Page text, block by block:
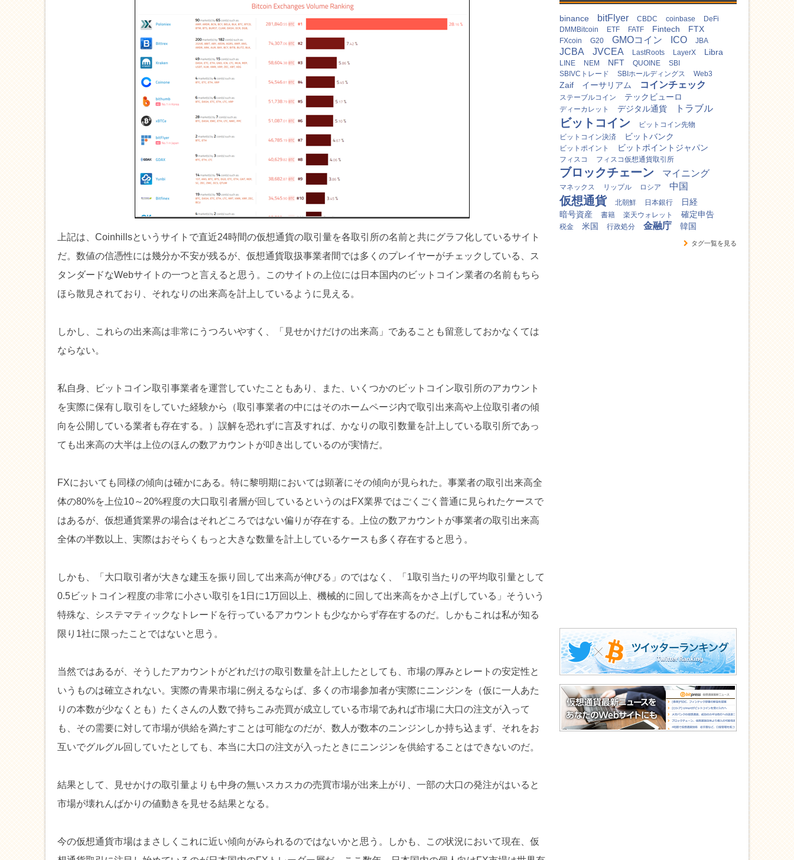
上記は、Coinhillsというサイトで直近24時間の仮想通貨の取引量を各取引所の名前と共にグラフ化しているサイト
だ。数値の信憑性には幾分か不安が残るが、仮想通貨取扱事業者間では多くのプレイヤーがチェックしている、ス
タンダードなWebサイトの一つと言えると思う。このサイトの上位には日本国内のビットコイン業者の名前もちら
ほら散見されており、それなりの出来高を計上しているように見える。
しかし、これらの出来高は非常にうつろいやすく、「見せかけだけの出来高」であることも留意しておかなくては
ならない。
私自身、ビットコイン取引事業者を運営していたこともあり、また、いくつかのビットコイン取引所のアカウント
を実際に保有し取引をしていた経験から（取引事業者の中にはそのホームページ内で取引出来高や上位取引者の傾
向を公開している業者も存在する。）誤解を恐れずに言及すれば、かなりの取引数量を計上している取引所であっ
ても出来高の大半は上位のほんの数アカウントが叩き出しているのが実情だ。
FXにおいても同様の傾向は確かにある。特に黎明期においては顕著にその傾向が見られた。事業者の取引出来高全
体の80%を上位10～20%程度の大口取引者層が回しているというのはFX業界ではごくごく普通に見られたケースで
はあるが、仮想通貨業界の場合はそれどころではない偏りが存在する。上位の数アカウントが事業者の取引出来高
全体の半数以上、実際はおそらくもっと大きな数量を計上しているケースも多く存在すると思う。
しかも、「大口取引者が大きな建玉を振り回して出来高が伸びる」のではなく、「1取引当たりの平均取引量として
0.5ビットコイン程度の非常に小さい取引を1日に1万回以上、機械的に回して出来高をかさ上げしている」そういう
特殊な、システマティックなトレードを行っているアカウントも少なからず存在するのだ。しかもこれは私が知る
限り1社に限ったことではないと思う。
当然ではあるが、そうしたアカウントがどれだけの取引数量を計上したとしても、市場の厚みとレートの安定性と
いうものは確立されない。実際の青果市場に例えるならば、多くの市場参加者が実際にニンジンを（仮に一人あた
りの本数が少なくとも）たくさんの人数で持ちこみ売買が成立している市場であれば市場に大口の注文が入って
も、その需要に対して市場が供給を満たすことは可能なのだが、数人が数本のニンジンしか持ち込まず、それをお
互いでグルグル回していたとしても、本当に大口の注文が入ったときにニンジンを供給することはできないのだ。
結果として、見せかけの取引量よりも中身の無いスカスカの売買市場が出来上がり、一部の大口の発注がはいると
市場が壊れんばかりの値動きを見せる結果となる。
今の仮想通貨市場はまさしくこれに近い傾向がみられるのではないかと思う。しかも、この状況において現在、仮
binance bitFlyer CBDC coinbase
DeFi
DMMBitcoin
ETF FATF Fintech FTX
FXcoin G20 GMOコイン ICO JBA
JCBA JVCEA LastRoots LayerX Libra
LINE NEM NFT QUOINE
SBI
SBIVCトレード
SBIホールディングス Web3
Zaif イーサリアム コインチェック
ステーブルコイン テックビューロ
ディーカレット デジタル通貨 トラブル
ビットコイン
ビットコイン先物
ビットコイン決済
ビットバンク
ビットポイント ビットポイントジャパン
フィスコ フィスコ仮想通貨取引所
ブロックチェーン マイニング
マネックス リップル ロシア 中国
仮想通貨 北朝鮮 日本銀行
日経
暗号資産
書籍 楽天ウォレット 確定申告
税金 米国 行政処分 金融庁 韓国
タグ一覧を見る